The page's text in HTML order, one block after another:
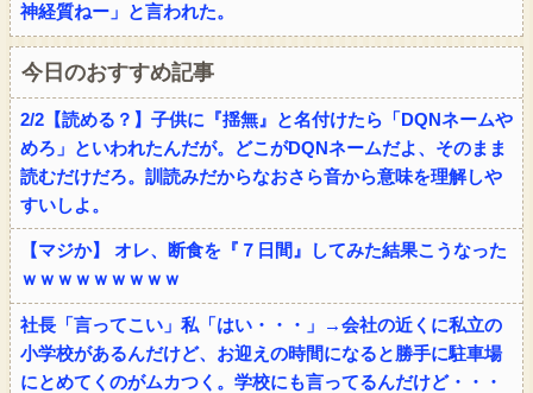
神経質ねー」と言われた。
今日のおすすめ記事
2/2【読める？】子供に『揺無』と名付けたら「DQNネームや
めろ」といわれたんだが。どこがDQNネームだよ、そのまま
読むだけだろ。訓読みだからなおさら音から意味を理解しや
すいしよ。
【マジか】 オレ、断食を『７日間』してみた結果こうなった
ｗｗｗｗｗｗｗｗｗ
社長「言ってこい」私「はい・・・」→会社の近くに私立の
小学校があるんだけど、お迎えの時間になると勝手に駐車場
にとめてくのがムカつく。学校にも言ってるんだけど・・・